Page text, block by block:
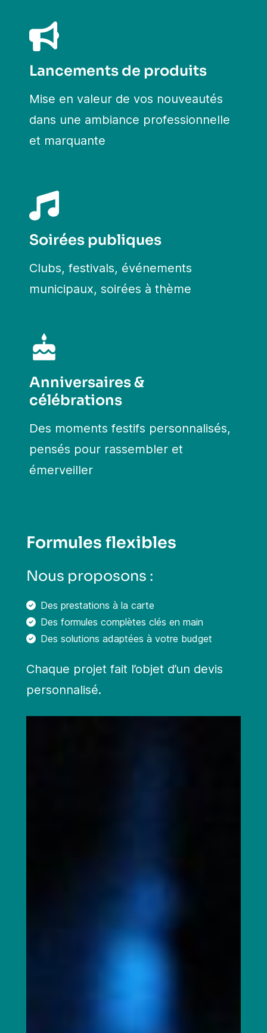
Lancements de produits
Mise en valeur de vos nouveautés
dans une ambiance professionnelle
et marquante
Soirées publiques
Clubs, festivals, événements
municipaux, soirées à thème
Anniversaires &
célébrations
Des moments festifs personnalisés,
pensés pour rassembler et
émerveiller
Formules flexibles
Nous proposons :
Des prestations à la carte
Des formules complètes clés en main
Des solutions adaptées à votre budget
Chaque projet fait l’objet d’un devis
personnalisé.